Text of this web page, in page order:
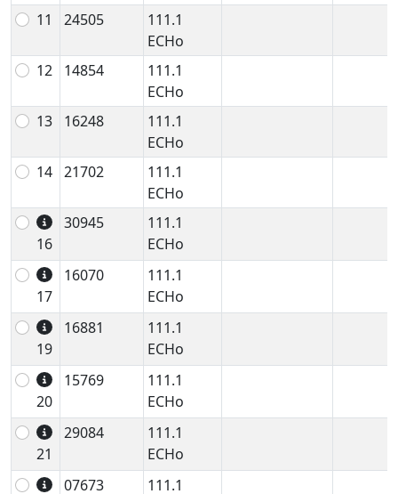
11
24505
111.1
ECHo
12
14854
111.1
ECHo
13
16248
111.1
ECHo
14 21702
111.1
ECHo
16
30945
111.1
ECHo
17
16070
111.1
ECHo
19
16881
111.1
ECHo
20
15769
111.1
ECHo
21
29084
111.1
ECHo
07673
111.1